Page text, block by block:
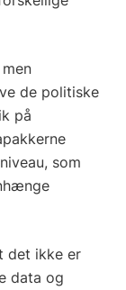
de politiske
på
som
det ikke er
data og